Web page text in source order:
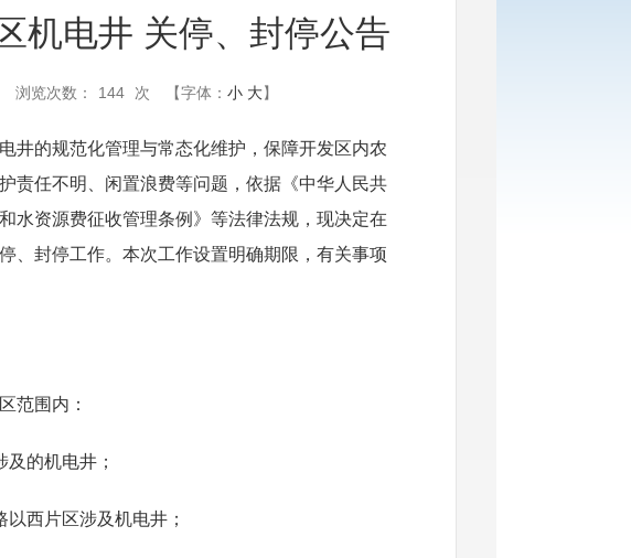
机电井 关停、封停公告
浏览次数： 144 次 【字体： 小 大】
井的规范化管理与常态化维护，保障开发区内农
责任不明、闲置浪费等问题，依据《中华人民共
水资源费征收管理条例》等法律法规，现决定在
、封停工作。本次工作设置明确期限，有关事项
范围内：
的机电井；
西片区涉及机电井；